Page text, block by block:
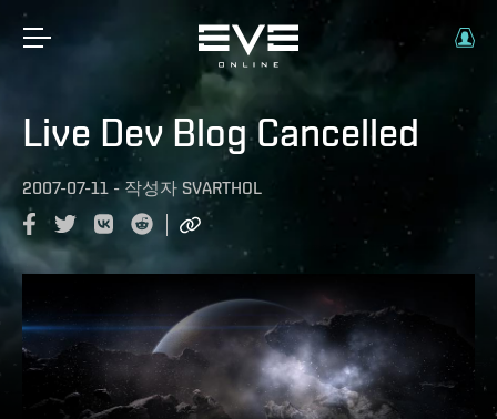
Live Dev Blog Cancelled
2007-07-11 -작성자 SVARTHOL